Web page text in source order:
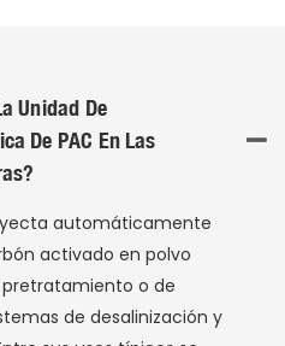
Unidad De
De PAC En Las
automáticamente
activado en polvo
pretratamiento o de
de desalinización y